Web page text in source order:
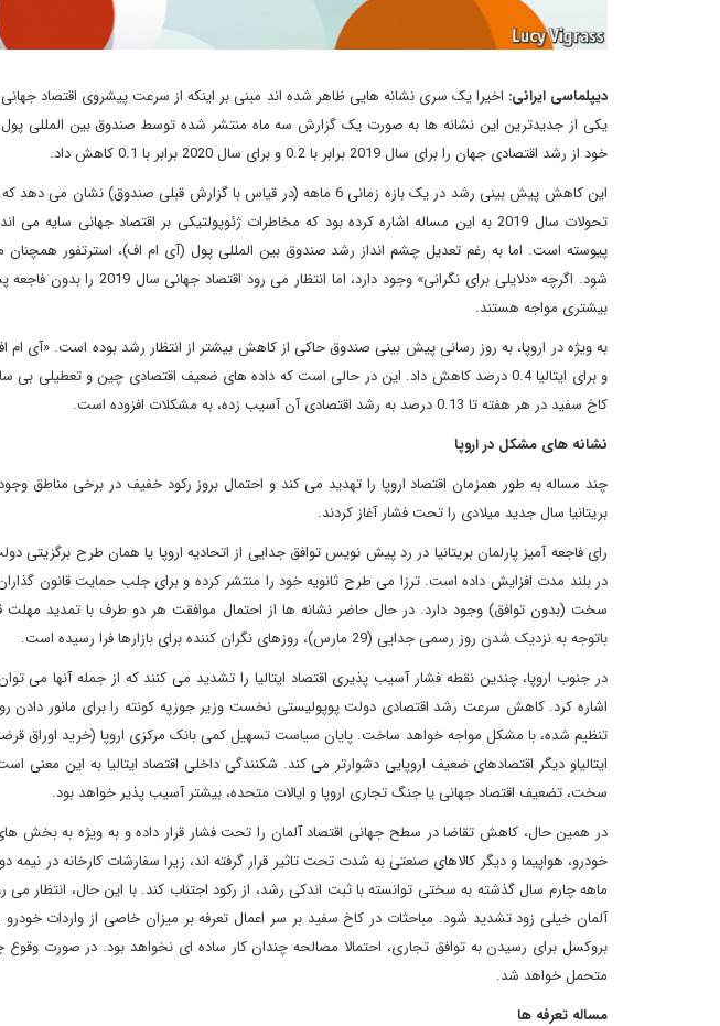
دیپلماسی ایرانی: اخیرا یک سری نشانه هایی ظاهر شده اند مبنی بر اینکه از سرعت پیشروی اقتصاد
خود از رشد اقتصادی جهان را برای سال 2019 برابر با 0.2 و برای سال 2020 برابر با 0.1 کاهش داد.
این کاهش پیش بینی رشد در یک بازه زمانی 6 ماهه (در قیاس با گزارش قبلی
تحولات سال 2019 به این مساله اشاره کرده بود که مخاطرات ژئوپولتیکی بر اقتصاد جهانی
پیوسته است. اما به رغم تعدیل چشم انداز رشد صندوق بین المللی پول (آی ام اف)، استرتفور
شود. اگرچه «دلایلی برای نگرانی»
بیشتری مواجه هستند.
و برای ایتالیا 0.4 درصد کاهش داد. این در حالی است که داده های ضعیف اقتصادی چین و
کاخ سفید در هر هفته تا 0.13 درصد به رشد اقتصادی آن آسیب زده، به مشکلات افزوده است.
نشانه های مشکل در اروپا
چند مساله به طور همزمان اقتصاد اروپا را تهدید می کند و احتمال بروز رکود خفیف در برخی مناطق وجود
بریتانیا سال جدید میلادی را تحت فشار آغاز کردند.
رای فاجعه آمیز پارلمان بریتانیا در رد پیش نویس توافق جدایی از اتحادیه اروپا یا همان طرح برگزیتی
در بلند مدت افزایش داده است. ترزا می طرح ثانویه خود را منتشر کرده و برای جلب حمایت قانون
سخت (بدون توافق) وجود دارد. در حال حاضر نشانه ها از احتمال موافقت هر دو طرف با تمدید مهلت
باتوجه به نزدیک شدن روز رسمی جدایی (29 مارس)، روزهای نگران کننده برای بازارها فرا رسیده است.
در جنوب اروپا، چندین نقطه فشار آسیب پذیری اقتصاد ایتالیا را تشدید می کنند که از جمله آنها
تنظیم شده، با مشکل مواجه خواهد ساخت. پایان سیاست تسهیل کمی بانک مرکزی اروپا (خرید اوراق قرضه
ایتالیاو دیگر اقتصادهای ضعیف اروپایی دشوارتر می کند. شکنندگی داخلی اقتصاد ایتالیا به این
سخت، تضعیف اقتصاد جهانی یا جنگ تجاری اروپا و ایالات متحده، بیشتر آسیب پذیر خواهد بود.
در همین حال، کاهش تقاضا در سطح جهانی اقتصاد آلمان را تحت فشار قرار داده و به ویژه به بخش
ماهه چارم سال گذشته به سختی توانسته با ثبت اندکی رشد، از رکود اجتناب کند. با این حال، انتظار می
آلمان خیلی زود تشدید شود. مباحثات در کاخ سفید بر سر اعمال تعرفه بر میزان خاصی از واردات خودرو
بروکسل برای رسیدن به توافق تجاری، احتمالا مصالحه چندان کار ساده ای نخواهد بود. در صورت وقوع
متحمل خواهد شد.
مساله تعرفه ها